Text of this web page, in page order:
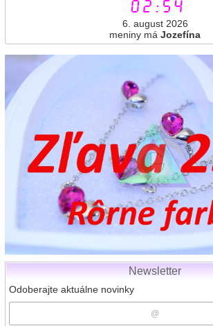
02:54
6. august 2026
meniny má Jozefína
Newsletter
Odoberajte aktuálne novinky